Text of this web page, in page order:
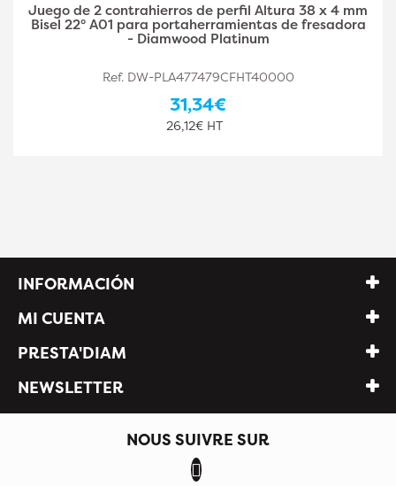
Juego de 2 contrahierros de perfil A03 de 38 x 4
mm de altura y doble filete para
portaherramientas de fresadora - Diamwood Plat
Ref. DW-PLA477479CFHT40002
31,34€
26,12€ HT
INFORMACIÓN
MI CUENTA
PRESTA'DIAM
NEWSLETTER
NOUS SUIVRE SUR